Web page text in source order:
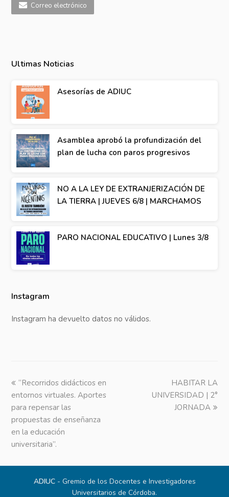
Correo electrónico
Ultimas Noticias
Asesorías de ADIUC
Asamblea aprobó la profundización del
plan de lucha con paros progresivos
NO A LA LEY DE EXTRANJERIZACIÓN DE
LA TIERRA | JUEVES 6/8 | MARCHAMOS
PARO NACIONAL EDUCATIVO | Lunes 3/8
Instagram
Instagram ha devuelto datos no válidos.
previous
post:
“Recorridos didácticos en
entornos virtuales. Aportes
para repensar las
propuestas de enseñanza
en la educación
universitaria”.
next
post:
HABITAR LA
UNIVERSIDAD | 2°
JORNADA
ADIUC- Gremio de los Docentes e Investigadores
Universitarios de Córdoba.